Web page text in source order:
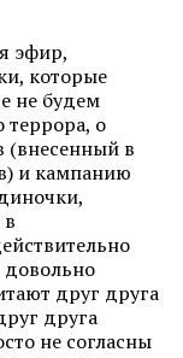
эфир,
которые
не будем
террора, о
(внесенный в
и кампанию
довольно
друг друга
друга
не согласны